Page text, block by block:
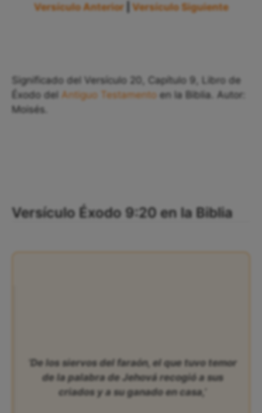
Versículo Anterior Versículo Siguiente
Significado del Versículo 20, Capítulo 9, Libro de
Éxodo del Antiguo Testamento en la Biblia. Autor:
Moisés.
Versículo Éxodo 9:20 en la Biblia
‘De los siervos del faraón, el que tuvo temor
de la palabra de Jehová recogió a sus
criados y a su ganado en casa,’